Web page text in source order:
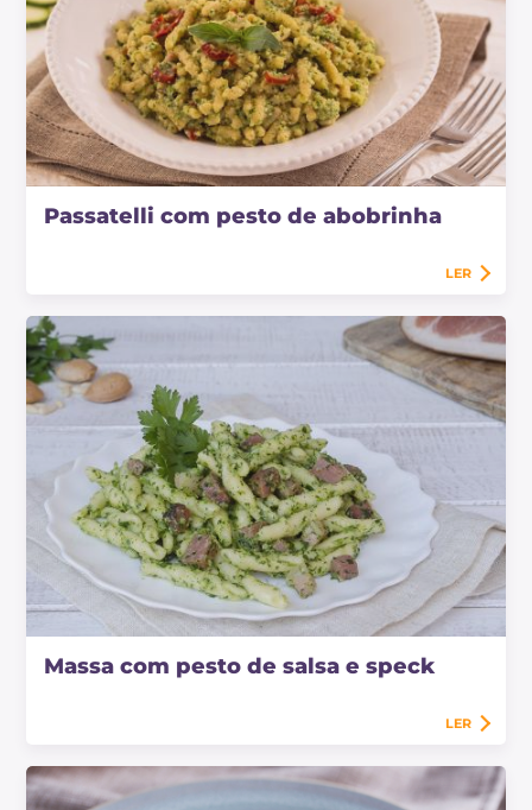
Passatelli com pesto de abobrinha
LER
Massa com pesto de salsa e speck
LER